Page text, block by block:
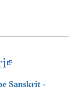
Sanskrit -